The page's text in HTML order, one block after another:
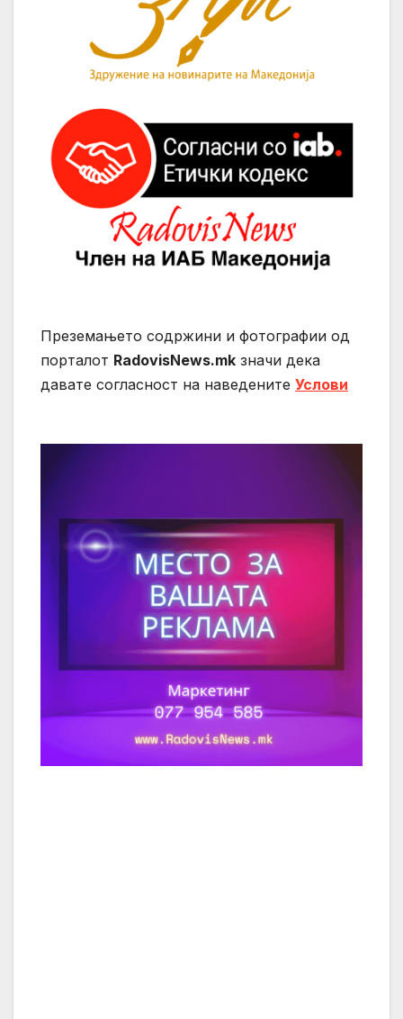
Преземањето содржини и фотографии од
порталот RadovisNews.mk значи дека
давате согласност на нaведените Услови